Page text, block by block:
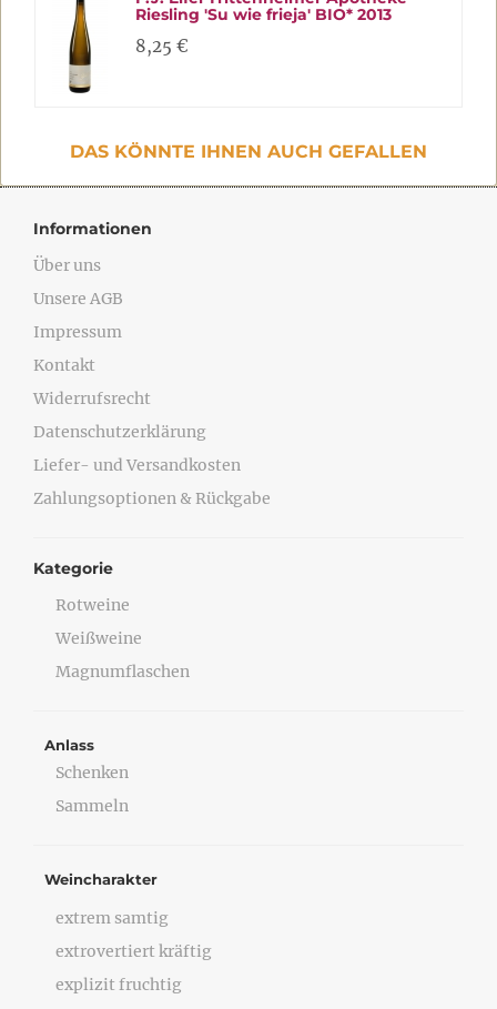
Riesling 'Su wie frieja' BIO* 2013
8,25 €
DAS KÖNNTE IHNEN AUCH GEFALLEN
Informationen
Über uns
Unsere AGB
Impressum
Kontakt
Widerrufsrecht
Datenschutzerklärung
Liefer- und Versandkosten
Zahlungsoptionen & Rückgabe
Kategorie
Rotweine
Weißweine
Magnumflaschen
Anlass
Schenken
Sammeln
Weincharakter
extrem samtig
extrovertiert kräftig
explizit fruchtig